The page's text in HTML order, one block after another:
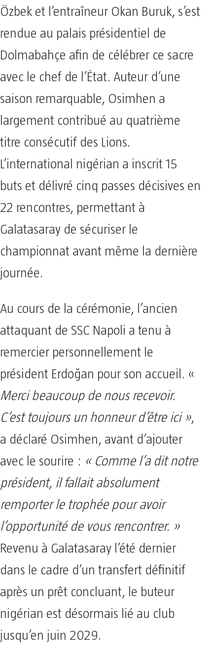
Özbek et l’entraîneur Okan Buruk, s’est
rendue au palais présidentiel de
Dolmabahçe afin de célébrer ce sacre
avec le chef de l’État. Auteur d’une
saison remarquable, Osimhen a
largement contribué au quatrième
titre consécutif des Lions.
L’international nigérian a inscrit 15
buts et délivré cinq passes décisives en
22 rencontres, permettant à
Galatasaray de sécuriser le
championnat avant même la dernière
journée.
Au cours de la cérémonie, l’ancien
attaquant de SSC Napoli a tenu à
remercier personnellement le
président Erdoğan pour son accueil. «
Merci beaucoup de nous recevoir.
C’est toujours un honneur d’être ici »,
a déclaré Osimhen, avant d’ajouter
avec le sourire : « Comme l’a dit notre
président, il fallait absolument
remporter le trophée pour avoir
l’opportunité de vous rencontrer. »
Revenu à Galatasaray l’été dernier
dans le cadre d’un transfert définitif
après un prêt concluant, le buteur
nigérian est désormais lié au club
jusqu’en juin 2029.